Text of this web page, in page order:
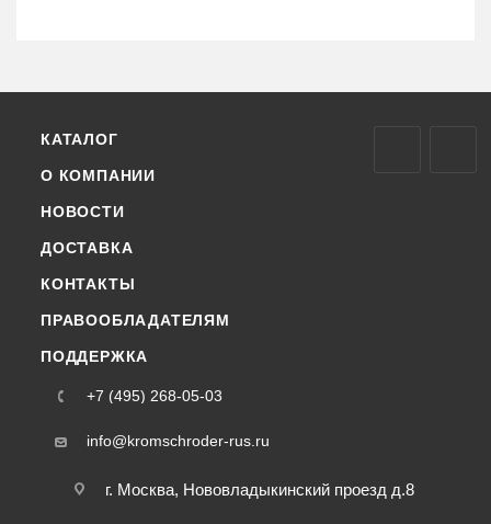
КАТАЛОГ
О КОМПАНИИ
НОВОСТИ
ДОСТАВКА
КОНТАКТЫ
ПРАВООБЛАДАТЕЛЯМ
ПОДДЕРЖКА
+7 (495) 268-05-03
info@kromschroder-rus.ru
г. Москва, Нововладыкинский проезд д.8